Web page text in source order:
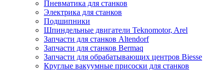
Пневматика для станков
Электрика для станков
Подшипники
Шпиндельные двигатели Teknomotor, Arel
Запчасти для станков Altendorf
Запчасти для станков Bermaq
Запчасти для обрабатывающих центров Biesse
Круглые вакуумные присоски для станков